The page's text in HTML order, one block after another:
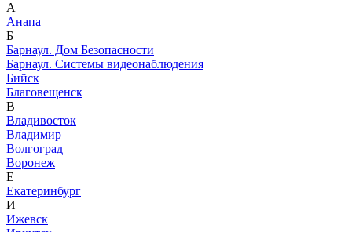
А
Анапа
Б
Барнаул. Дом Безопасности
Барнаул. Системы видеонаблюдения
Бийск
Благовещенск
В
Владивосток
Владимир
Волгоград
Воронеж
Е
Екатеринбург
И
Ижевск